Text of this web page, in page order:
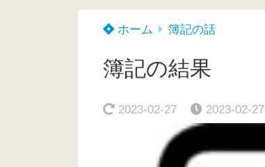
ホーム 簿記の話
簿記の結果
2023-02-27 2023-02-27